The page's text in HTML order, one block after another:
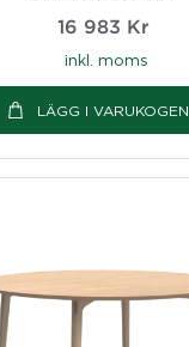
16 983 Kr
inkl. moms
LÄGG I VARUKOGEN